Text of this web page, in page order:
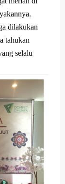
Modern
Premium
Lama
dengan
dengan
dilakukan
tahukan
selalu